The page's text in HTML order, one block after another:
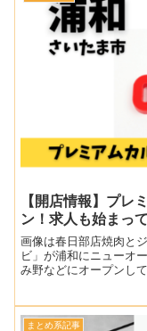
【開店情報】プレ
ン！求人も始まっ
画像は春日部店焼肉と
ビ」が浦和にニューオ
み野などにオープンし
まとめ系記事